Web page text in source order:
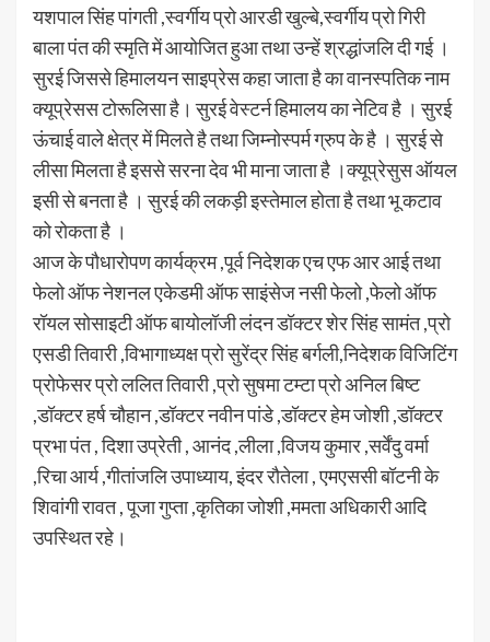
यशपाल सिंह पांगती ,स्वर्गीय प्रो आरडी खुल्बे,स्वर्गीय प्रो गिरी
बाला पंत की स्मृति में आयोजित हुआ तथा उन्हें श्रद्धांजलि दी गई ।
सुरई जिससे हिमालयन साइप्रेस कहा जाता है का वानस्पतिक नाम
क्यूप्रेसस टोरूलिसा है। सुरई वेस्टर्न हिमालय का नेटिव है । सुरई
ऊंचाई वाले क्षेत्र में मिलते है तथा जिम्नोस्पर्म ग्रुप के है । सुरई से
लीसा मिलता है इससे सरना देव भी माना जाता है ।क्यूप्रेसुस ऑयल
इसी से बनता है । सुरई की लकड़ी इस्तेमाल होता है तथा भू कटाव
को रोकता है ।
आज के पौधारोपण कार्यक्रम ,पूर्व निदेशक एच एफ आर आई तथा
फेलो ऑफ नेशनल एकेडमी ऑफ साइंसेज नसी फेलो ,फेलो ऑफ
रॉयल सोसाइटी ऑफ बायोलॉजी लंदन डॉक्टर शेर सिंह सामंत ,प्रो
एसडी तिवारी ,विभागाध्यक्ष प्रो सुरेंद्र सिंह बर्गली,निदेशक विजिटिंग
प्रोफेसर प्रो ललित तिवारी ,प्रो सुषमा टम्टा प्रो अनिल बिष्ट
,डॉक्टर हर्ष चौहान ,डॉक्टर नवीन पांडे ,डॉक्टर हेम जोशी ,डॉक्टर
प्रभा पंत , दिशा उप्रेती , आनंद ,लीला ,विजय कुमार ,सर्वेंदु वर्मा
,रिचा आर्य ,गीतांजलि उपाध्याय, इंदर रौतेला , एमएससी बॉटनी के
शिवांगी रावत , पूजा गुप्ता ,कृतिका जोशी ,ममता अधिकारी आदि
उपस्थित रहे।